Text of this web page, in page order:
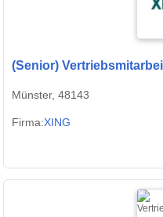
(Senior)
Münster, 48143
Firma:XING